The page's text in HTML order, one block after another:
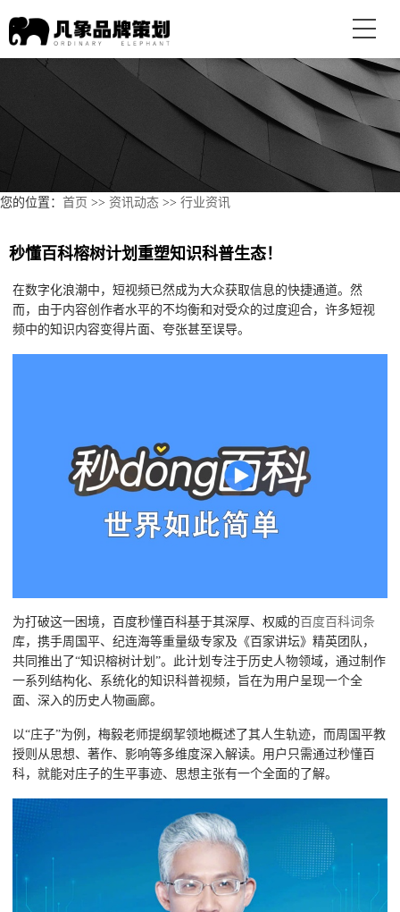
您的位置： 首页 >> 资讯动态 >> 行业资讯
秒懂百科榕树计划重塑知识科普生态！
在数字化浪潮中，短视频已然成为大众获取信息的快捷通道。然
而，由于内容创作者水平的不均衡和对受众的过度迎合，许多短视
频中的知识内容变得片面、夸张甚至误导。
为打破这一困境，百度秒懂百科基于其深厚、权威的 百度百科词条
库，携手周国平、纪连海等重量级专家及《百家讲坛》精英团队，
共同推出了“知识榕树计划”。此计划专注于历史人物领域，通过制作
一系列结构化、系统化的知识科普视频，旨在为用户呈现一个全
面、深入的历史人物画廊。
以“庄子”为例，梅毅老师提纲挈领地概述了其人生轨迹，而周国平教
授则从思想、著作、影响等多维度深入解读。用户只需通过秒懂百
科，就能对庄子的生平事迹、思想主张有一个全面的了解。